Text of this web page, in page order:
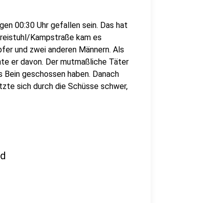
00:30 Uhr gefallen sein. Das hat
Kampstraße kam es
und zwei anderen Männern. Als
er davon. Der mutmaßliche Täter
geschossen haben. Danach
sich durch die Schüsse schwer,